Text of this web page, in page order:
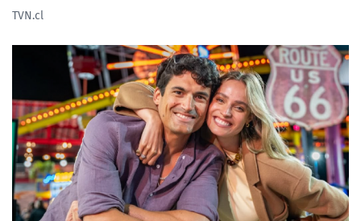
ACTUALIDAD Y TENDENCIAS
CORPORATIVO Y TRANSPARENCIA
CANAL DE DENUNCIAS
TVN.cl